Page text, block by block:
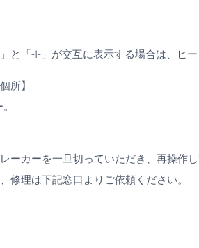
と「-1-」が交互に表示する場合は、ヒ
所】
ーカーを一旦切っていただき、再操作し
修理は下記窓口よりご依頼ください。